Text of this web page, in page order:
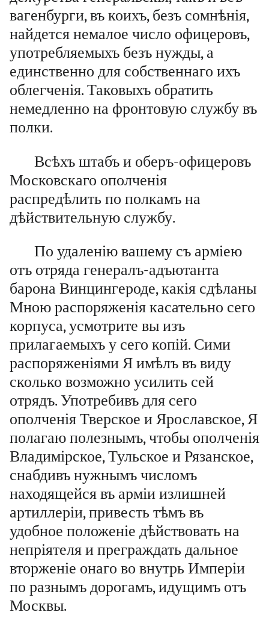
вагенбурги, въ коихъ, безъ сомнѣнія,
найдется немалое число офицеровъ,
употребляемыхъ безъ нужды, а
единственно для собственнаго ихъ
облегченія. Таковыхъ обратить
немедленно на фронтовую службу въ
полки.
Всѣхъ штабъ и оберъ-офицеровъ
Московскаго ополченія
распредѣлить по полкамъ на
дѣйствительную службу.
По удаленію вашему съ арміею
отъ отряда генералъ-адъютанта
барона Винцингероде, какія сдѣланы
Мною распоряженія касательно сего
корпуса, усмотрите вы изъ
прилагаемыхъ у сего копій. Сими
распоряженіями Я имѣлъ въ виду
сколько возможно усилить сей
отрядъ. Употребивъ для сего
ополченія Тверское и Ярославское, Я
полагаю полезнымъ, чтобы ополченія
Владимірское, Тульское и Рязанское,
снабдивъ нужнымъ числомъ
находящейся въ арміи излишней
артиллеріи, привесть тѣмъ въ
удобное положеніе дѣйствовать на
непріятеля и преграждать дальное
вторженіе онаго во внутрь Имперіи
по разнымъ дорогамъ, идущимъ отъ
Москвы.